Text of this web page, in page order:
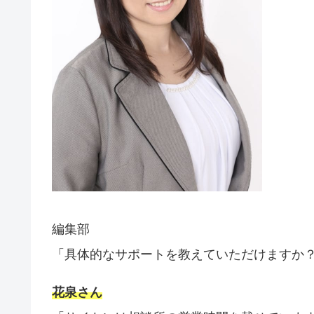
編集部
「具体的なサポートを教えていただけますか
花泉さん